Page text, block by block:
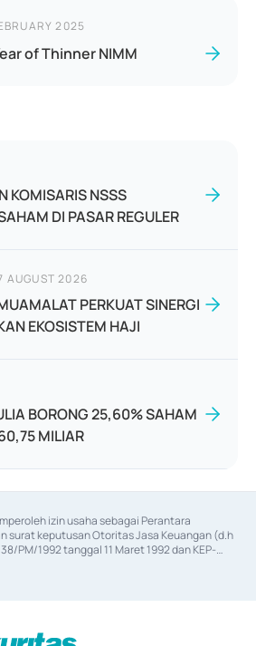
2025
of Thinner NIMM
KOMISARIS NSSS
DI PASAR REGULER
AUGUST 2026
PERKUAT SINERGI
EKOSISTEM HAJI
BORONG 25,60% SAHAM
MILIAR
izin usaha sebagai Perantara
surat keputusan Otoritas Jasa Keuangan (d.h
PM/1992 tanggal 11 Maret 1992 dan KEP-
2014, izin usaha sebagai Penjamin Emisi
Otoritas Jasa Keuangan Nomor KEP-
Otoritas Jasa Keuangan Nomor S-